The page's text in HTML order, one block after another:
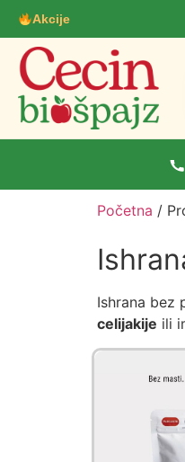
Akcije
Početna /
Ishrana bez
celijakije ili